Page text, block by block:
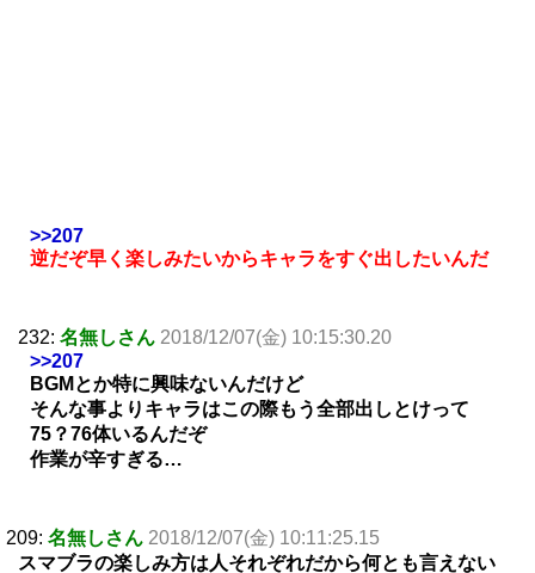
>>207
逆だぞ早く楽しみたいからキャラをすぐ出したいんだ
232: 名無しさん 2018/12/07(金) 10:15:30.20
>>207
BGMとか特に興味ないんだけど
そんな事よりキャラはこの際もう全部出しとけって
75？76体いるんだぞ
作業が辛すぎる…
209: 名無しさん 2018/12/07(金) 10:11:25.15
スマブラの楽しみ方は人それぞれだから何とも言えない